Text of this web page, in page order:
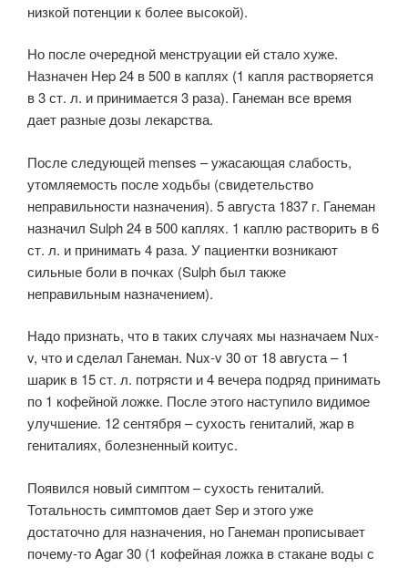
низкой потенции к более высокой).
Но после очередной менструации ей стало хуже.
Назначен Hep 24 в 500 в каплях (1 капля растворяется
в 3 ст. л. и принимается 3 раза). Ганеман все время
дает разные дозы лекарства.
После следующей menses – ужасающая слабость,
утомляемость после ходьбы (свидетельство
неправильности назначения). 5 августа 1837 г. Ганеман
назначил Sulph 24 в 500 каплях. 1 каплю растворить в 6
ст. л. и принимать 4 раза. У пациентки возникают
сильные боли в почках (Sulph был также
неправильным назначением).
Надо признать, что в таких случаях мы назначаем Nux-
v, что и сделал Ганеман. Nux-v 30 от 18 августа – 1
шарик в 15 ст. л. потрясти и 4 вечера подряд принимать
по 1 кофейной ложке. После этого наступило видимое
улучшение. 12 сентября – сухость гениталий, жар в
гениталиях, болезненный коитус.
Появился новый симптом – сухость гениталий.
Тотальность симптомов дает Sep и этого уже
достаточно для назначения, но Ганеман прописывает
почему-то Agar 30 (1 кофейная ложка в стакане воды с